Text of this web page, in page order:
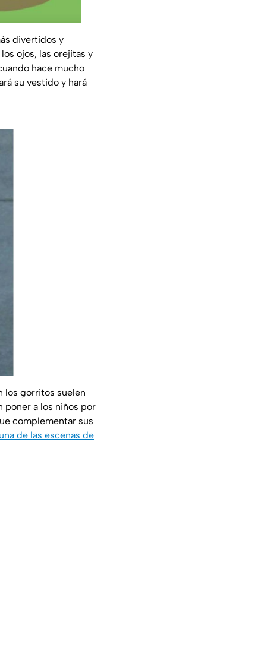
divertidos y
ojos, las orejitas y
hace mucho
su vestido y hará
los gorritos suelen
poner a los niños por
complementar sus
de las escenas de